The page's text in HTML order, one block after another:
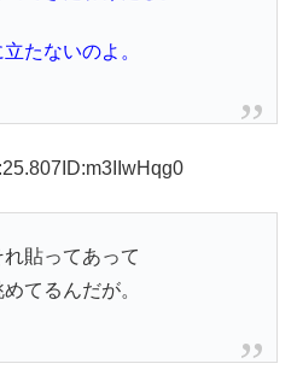
たないのよ。
貼ってあって
てるんだが。